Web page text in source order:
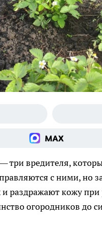
вредителя,
с ними, но
раздражают кожу при
огородников до